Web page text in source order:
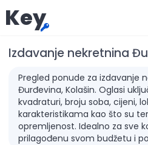
Key
Izdavanje nekretnina
Pregled ponude za izdavanje
Đurđevina, Kolašin. Oglasi
kvadraturi, broju soba, cijeni,
karakteristikama kao što su
opremljenost. Idealno za sve
prilagođenu svom budžetu i